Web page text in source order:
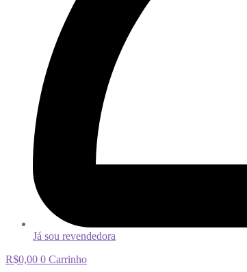
Já sou revendedora
R$0,00 0 Carrinho